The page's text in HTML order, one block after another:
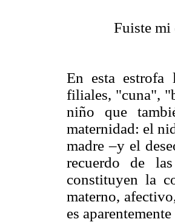
Fuiste mi
En esta estrofa
filiales, "cuna",
niño que
maternidad: el
madre –y el
recuerdo de
constituyen la
materno,
es